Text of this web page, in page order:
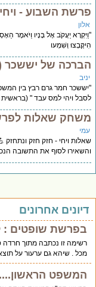
השבוע - ויחי
יַעֲקֹב אֶל בָּנָיו וַיֹּאמֶר
וְשִׁמְעו
של יששכר
חמר גרם רבץ בין
ויהי למס עבד " (בראשית
שאלות לפרשת
ויחי - חזק חזק ונתחזק
לסוף את התשובה
אחרונים
בפרשת שופטים :
רשימה זו נכתבה מתוך חרדה
מכל . שיהא גם ערעור על
המשפט הראשון....